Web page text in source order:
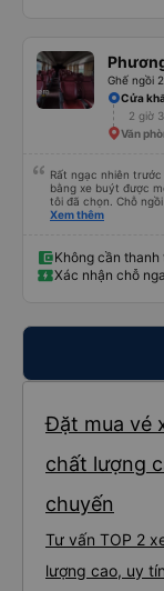
Ghế ngồi
Cửa
2 giờ
Văn
Rất ngạc nhiên
bằng xe buýt được
tôi đã chọn. Chỗ
năng nằm. (Bạn có
Xem thêm
Không cần thanh
Xác nhận chỗ
Đặt mua vé
chất lượng
chuyến
Tư vấn TOP 2
lượng cao, uy